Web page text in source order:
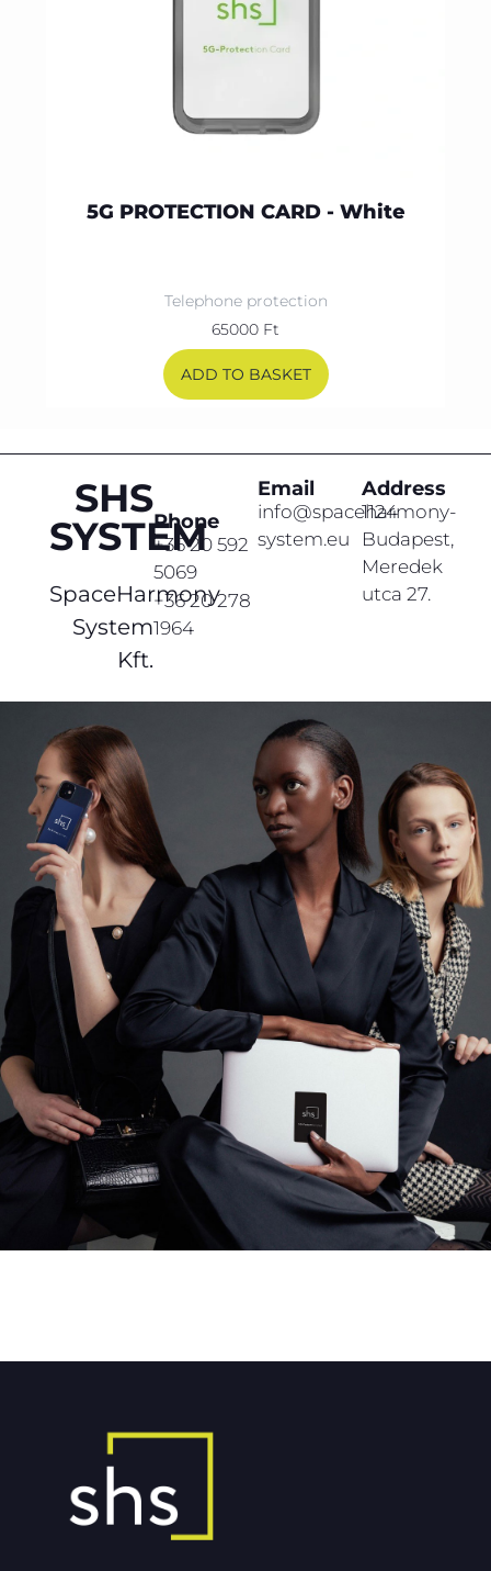
5G PROTECTION CARD - White
Telephone protection
65000 Ft
ADD TO BASKET
SHS
SYSTEM
SpaceHarmony
System
Kft.
Phone
+36 20 592
5069
+36 20 278
1964
Email
info@spaceharmony-
system.eu
Address
1124
Budapest,
Meredek
utca 27.